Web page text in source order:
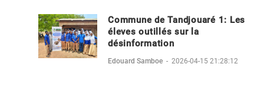
Commune de Tandjouaré 1: Les
éleves outillés sur la
désinformation
Edouard Samboe - 2026-04-15 21:28:12